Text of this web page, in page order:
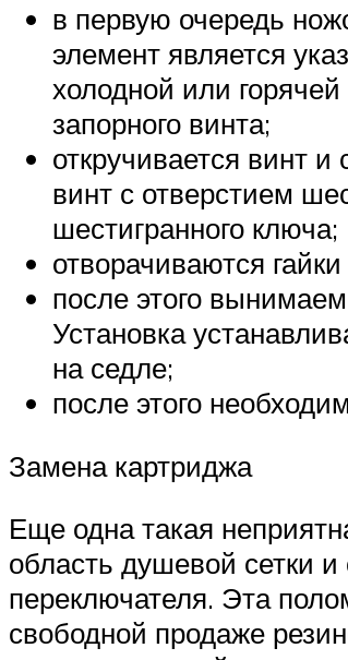
в первую очередь
элемент является
холодной или
запорного винта;
откручивается винт
винт с отверстием
шестигранного ключа;
отворачиваются
после этого
Установка
на седле;
после этого
Замена картриджа
Еще одна такая
область душевой сетки
переключателя. Эта
свободной продаже